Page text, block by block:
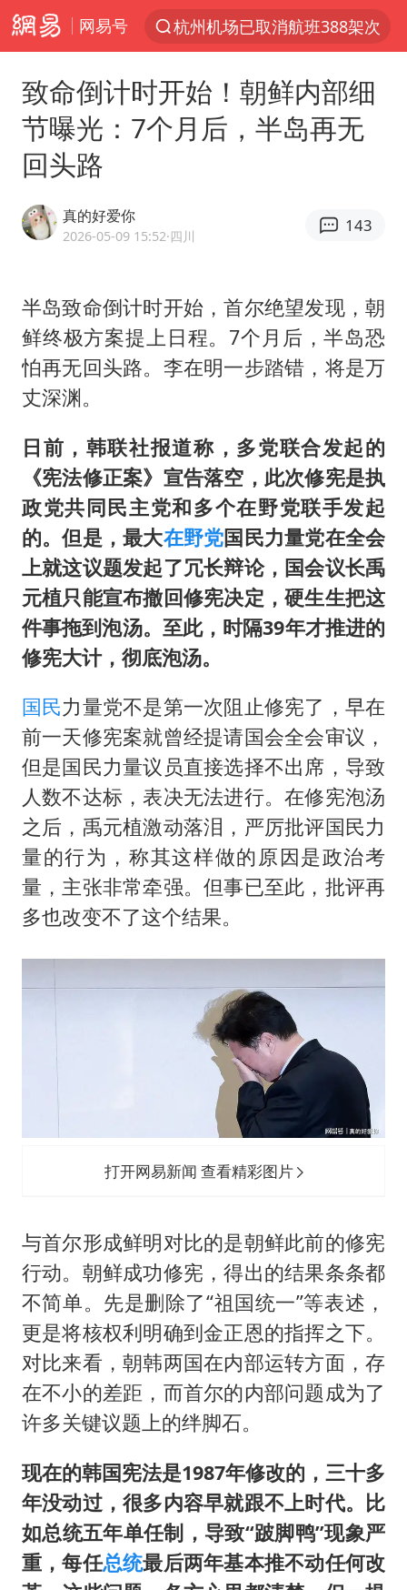
网易号
杭州机场已取消航班388架次
白海豚将给京津冀带来大暴雨
《披荆斩棘2026》阵容官宣
王艺迪2-4不敌张本美和止步4强
上门女婿出轨女邻居多年被判重婚罪
韩军前线部队连曝丑闻
女子发现前夫婚内与第三者育子
笔试第一被劝弃考涉事副校长被撤职
构建更高水平的全民健身公共服务体系
挡“张雪机车”民进党当局怕什么
香港高温刷新历史纪录
灌溉水坝被隔成鱼塘 村民投诉20余年
中国第1高楼阻尼器摆动明显
致命倒计时开始！朝鲜内部细
节曝光：7个月后，半岛再无
回头路
真的好爱你
2026-05-09 15:52·四川
143
半岛致命倒计时开始，首尔绝望发现，朝
鲜终极方案提上日程。7个月后，半岛恐
怕再无回头路。李在明一步踏错，将是万
丈深渊。
日前，韩联社报道称，多党联合发起的
《宪法修正案》宣告落空，此次修宪是执
政党共同民主党和多个在野党联手发起
的。但是，最大在野党国民力量党在全会
上就这议题发起了冗长辩论，国会议长禹
元植只能宣布撤回修宪决定，硬生生把这
件事拖到泡汤。至此，时隔39年才推进的
修宪大计，彻底泡汤。
国民力量党不是第一次阻止修宪了，早在
前一天修宪案就曾经提请国会全会审议，
但是国民力量议员直接选择不出席，导致
人数不达标，表决无法进行。在修宪泡汤
之后，禹元植激动落泪，严厉批评国民力
量的行为，称其这样做的原因是政治考
量，主张非常牵强。但事已至此，批评再
多也改变不了这个结果。
打开网易新闻 查看精彩图片
与首尔形成鲜明对比的是朝鲜此前的修宪
行动。朝鲜成功修宪，得出的结果条条都
不简单。先是删除了“祖国统一”等表述，
更是将核权利明确到金正恩的指挥之下。
对比来看，朝韩两国在内部运转方面，存
在不小的差距，而首尔的内部问题成为了
许多关键议题上的绊脚石。
现在的韩国宪法是1987年修改的，三十多
年没动过，很多内容早就跟不上时代。比
如总统五年单任制，导致“跛脚鸭”现象严
重，每任总统最后两年基本推不动任何改